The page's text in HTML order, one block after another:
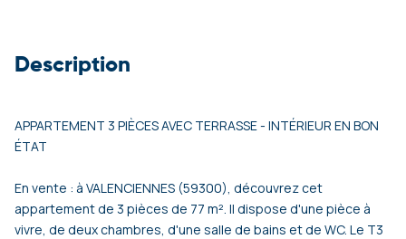
Description
APPARTEMENT 3 PIÈCES AVEC TERRASSE - INTÉRIEUR EN BON
ÉTAT
En vente : à VALENCIENNES (59300), découvrez cet
appartement de 3 pièces de 77 m². Il dispose d'une pièce à
vivre, de deux chambres, d'une salle de bains et de WC. Le T3